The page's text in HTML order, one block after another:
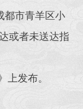
都市青羊区小
或者未送达指
上发布。